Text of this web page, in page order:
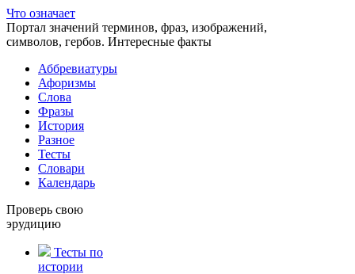
Что означает
Портал значений терминов, фраз, изображений,
символов, гербов. Интересные факты
Аббревиатуры
Афоризмы
Слова
Фразы
История
Разное
Тесты
Словари
Календарь
Проверь свою
эрудицию
Тесты по
истории